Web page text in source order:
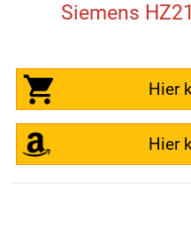
Siemens
Hier
Hier